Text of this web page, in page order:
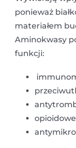
ponieważ
materiałem
Aminokwasy
funkcji: